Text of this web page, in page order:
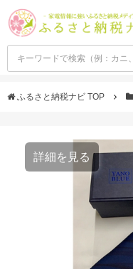
ふるさと納税ナビ TOP
詳細を見る